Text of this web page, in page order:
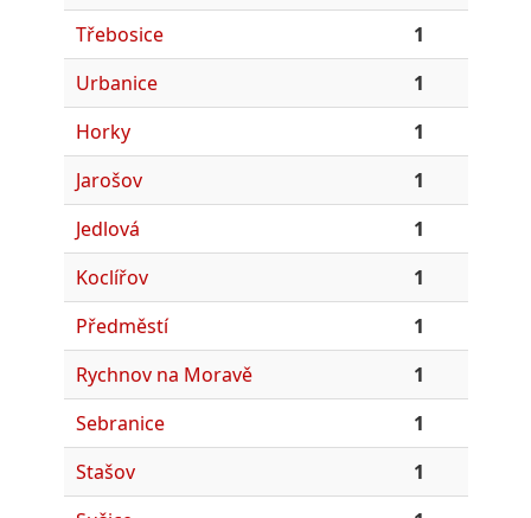
Třebosice
1
Urbanice
1
Horky
1
Jarošov
1
Jedlová
1
Koclířov
1
Předměstí
1
Rychnov na Moravě
1
Sebranice
1
Stašov
1